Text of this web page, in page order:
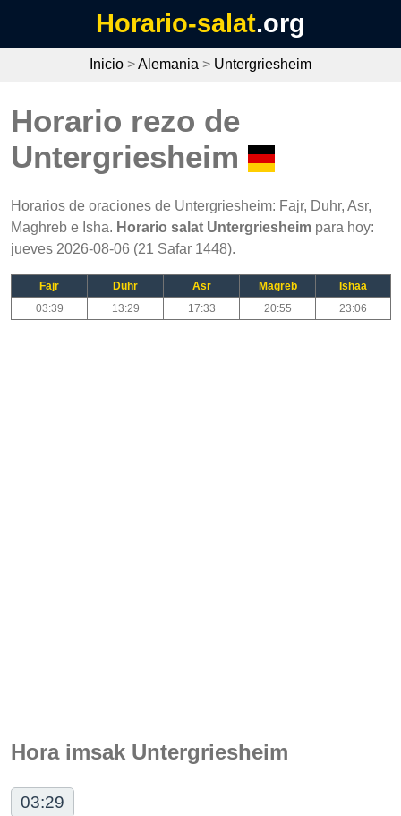
Horario-salat.org
Inicio >Alemania > Untergriesheim
Horario rezo de
Untergriesheim
Horarios de oraciones de Untergriesheim: Fajr, Duhr, Asr,
Maghreb e Isha. Horario salat Untergriesheim para hoy:
jueves 2026-08-06 (21 Safar 1448).
Fajr Duhr Asr Magreb
Ishaa
03:39
13:29 17:33 20:55 23:06
Hora imsak Untergriesheim
03:29